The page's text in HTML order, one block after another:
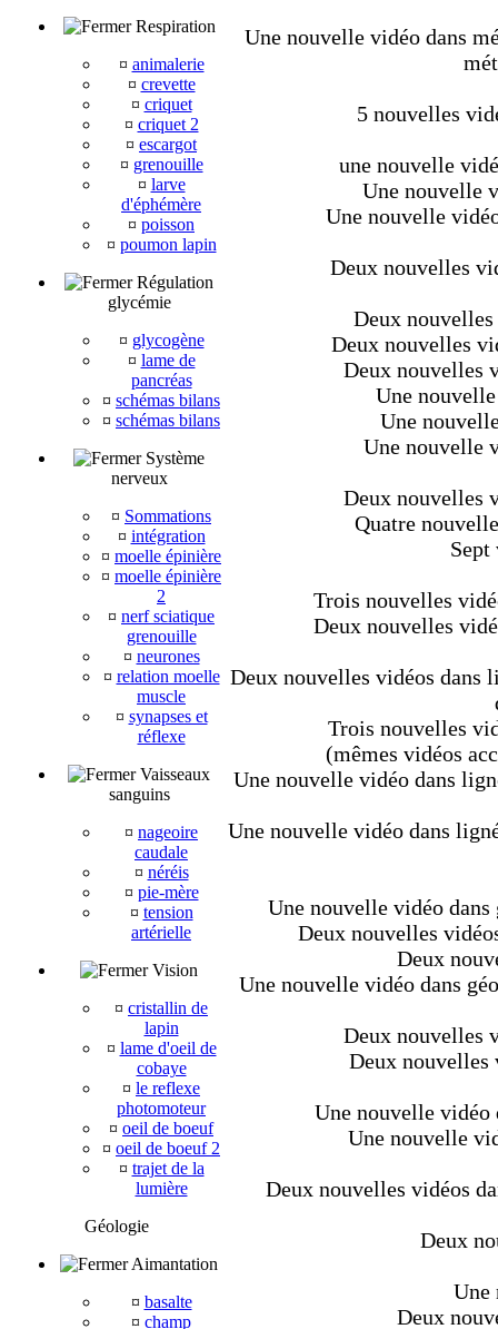
Respiration
¤ animalerie
¤ crevette
¤ criquet
¤ criquet 2
¤ escargot
¤ grenouille
¤ larve
d'éphémère
¤ poisson
¤ poumon lapin
Régulation
glycémie
¤ glycogène
¤ lame de
pancréas
¤ schémas bilans
¤ schémas bilans
Système
nerveux
¤ Sommations
¤ intégration
¤ moelle épinière
¤ moelle épinière
2
¤ nerf sciatique
grenouille
¤ neurones
¤ relation moelle
muscle
¤ synapses et
réflexe
Vaisseaux
sanguins
¤ nageoire
caudale
¤ néréis
¤ pie-mère
¤ tension
artérielle
Vision
¤ cristallin de
lapin
¤ lame d'oeil de
cobaye
¤ le reflexe
photomoteur
¤ oeil de boeuf
¤ oeil de boeuf 2
¤ trajet de la
lumière
Géologie
Aimantation
¤ basalte
¤ champ
Une nouvelle vidéo dans
5 nouvelles
une nouvelle
Une nouvelle
Une nouvelle
Deux nouvelles
Deux
Deux nouvelles
Deux nouvelles
Une
Une
Une nouvelle
Deux nouvelles
Quatre
Sept
Trois nouvelles
Deux nouvelles
Deux nouvelles vidéos dans
Trois nouvelles
(mêmes vidéos
Une nouvelle vidéo dans
Une nouvelle vidéo dans
Une nouvelle vidéo
Deux nouvelles
Deux
Une nouvelle vidéo dans
Deux nouvelles
Deux nouvelles
Une nouvelle vidéo
Une nouvelle
Deux nouvelles vidéos
Deux
Une
Deux